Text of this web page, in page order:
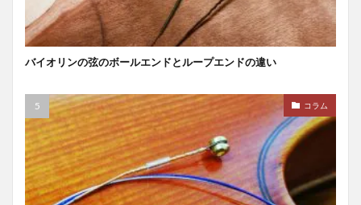
バイオリンの弦のボールエンドとループエンドの違い
コラム